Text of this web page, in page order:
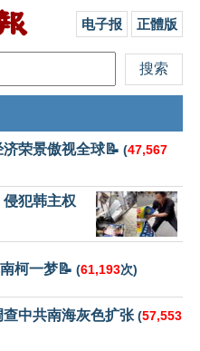
电子报 正體版
荣景傲视全球📝 (47,567
犯韩主权
柯一梦📝 (61,193次)
中共南海灰色扩张 (57,553